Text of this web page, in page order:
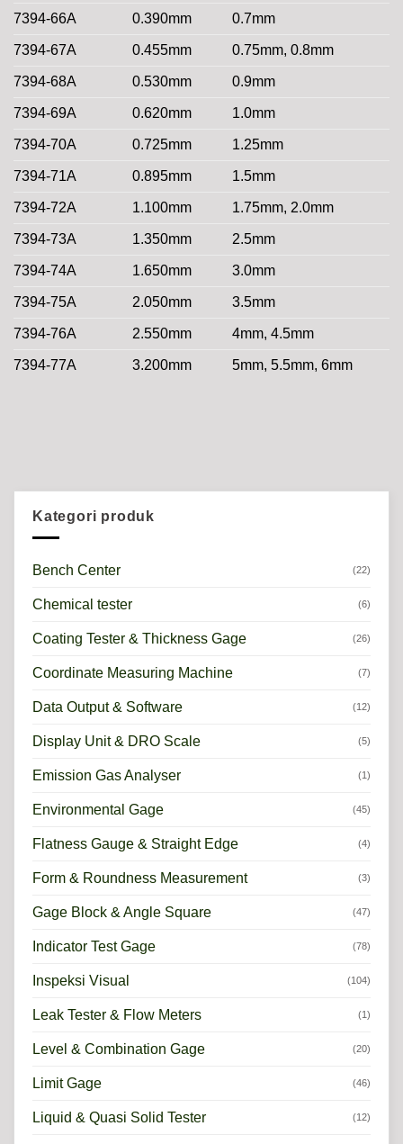
7394-66A 0.390mm 0.7mm
7394-67A 0.455mm 0.75mm, 0.8mm
7394-68A 0.530mm 0.9mm
7394-69A 0.620mm 1.0mm
7394-70A 0.725mm 1.25mm
7394-71A 0.895mm 1.5mm
7394-72A 1.100mm 1.75mm, 2.0mm
7394-73A 1.350mm 2.5mm
7394-74A 1.650mm 3.0mm
7394-75A 2.050mm 3.5mm
7394-76A 2.550mm 4mm, 4.5mm
7394-77A 3.200mm 5mm, 5.5mm, 6mm
Kategori produk
Bench Center (22)
Chemical tester (6)
Coating Tester & Thickness Gage (26)
Coordinate Measuring Machine (7)
Data Output & Software (12)
Display Unit & DRO Scale (5)
Emission Gas Analyser (1)
Environmental Gage (45)
Flatness Gauge & Straight Edge (4)
Form & Roundness Measurement (3)
Gage Block & Angle Square (47)
Indicator Test Gage (78)
Inspeksi Visual (104)
Leak Tester & Flow Meters (1)
Level & Combination Gage (20)
Limit Gage (46)
Liquid & Quasi Solid Tester (12)